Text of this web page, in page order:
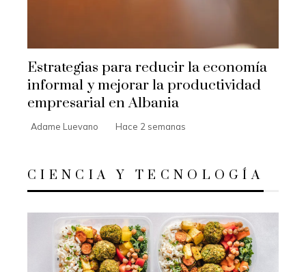
Estrategias para reducir la economía
informal y mejorar la productividad
empresarial en Albania
Adame Luevano Hace 2 semanas
CIENCIA Y TECNOLOGÍA